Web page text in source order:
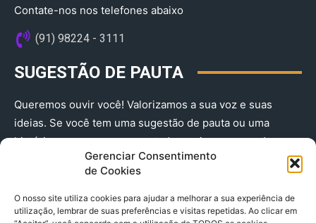
Gerenciar Consentimento
de Cookies
O nosso site utiliza cookies para ajudar a melhorar a sua experiência de
utilização, lembrar de suas preferências e visitas repetidas. Ao clicar em
Contate-nos nos telefones abaixo
(91) 98224 - 3111
SUGESTÃO DE PAUTA
Queremos ouvir você! Valorizamos a sua voz e suas
ideias. Se você tem uma sugestão de pauta ou uma
história que merece ser contada, envie-nos agora!
(91) 98224 - 3111